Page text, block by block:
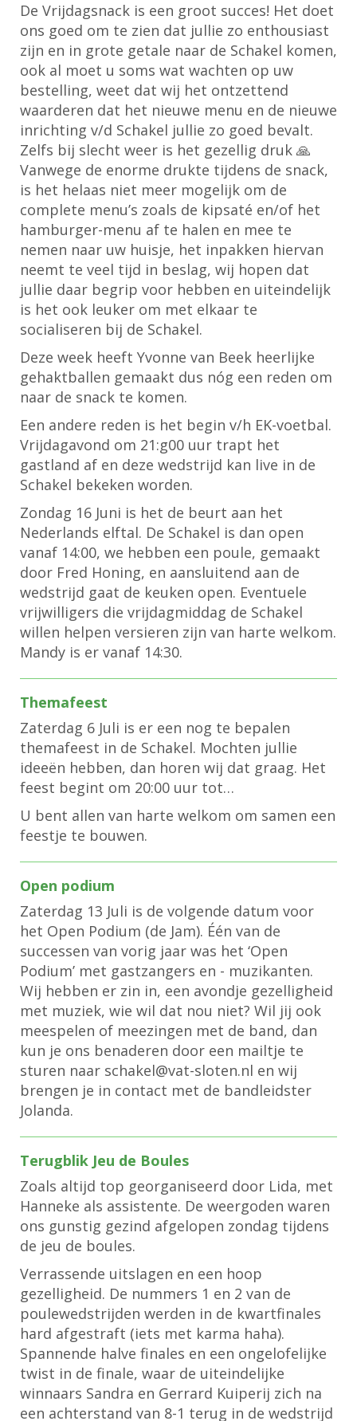
De Vrijdagsnack is een groot succes! Het doet
ons goed om te zien dat jullie zo enthousiast
zijn en in grote getale naar de Schakel komen,
ook al moet u soms wat wachten op uw
bestelling, weet dat wij het ontzettend
waarderen dat het nieuwe menu en de nieuwe
inrichting v/d Schakel jullie zo goed bevalt.
Zelfs bij slecht weer is het gezellig druk 🙏
Vanwege de enorme drukte tijdens de snack,
is het helaas niet meer mogelijk om de
complete menu’s zoals de kipsaté en/of het
hamburger-menu af te halen en mee te
nemen naar uw huisje, het inpakken hiervan
neemt te veel tijd in beslag, wij hopen dat
jullie daar begrip voor hebben en uiteindelijk
is het ook leuker om met elkaar te
socialiseren bij de Schakel.
Deze week heeft Yvonne van Beek heerlijke
gehaktballen gemaakt dus nóg een reden om
naar de snack te komen.
Een andere reden is het begin v/h EK-voetbal.
Vrijdagavond om 21:g00 uur trapt het
gastland af en deze wedstrijd kan live in de
Schakel bekeken worden.
Zondag 16 Juni is het de beurt aan het
Nederlands elftal. De Schakel is dan open
vanaf 14:00, we hebben een poule, gemaakt
door Fred Honing, en aansluitend aan de
wedstrijd gaat de keuken open. Eventuele
vrijwilligers die vrijdagmiddag de Schakel
willen helpen versieren zijn van harte welkom.
Mandy is er vanaf 14:30.
Themafeest
Zaterdag 6 Juli is er een nog te bepalen
themafeest in de Schakel. Mochten jullie
ideeën hebben, dan horen wij dat graag. Het
feest begint om 20:00 uur tot…
U bent allen van harte welkom om samen een
feestje te bouwen.
Open podium
Zaterdag 13 Juli is de volgende datum voor
het Open Podium (de Jam). Één van de
successen van vorig jaar was het ‘Open
Podium’ met gastzangers en - muzikanten.
Wij hebben er zin in, een avondje gezelligheid
met muziek, wie wil dat nou niet? Wil jij ook
meespelen of meezingen met de band, dan
kun je ons benaderen door een mailtje te
sturen naar lekahcs@vat-sloten.nl en wij
brengen je in contact met de bandleidster
Jolanda.
Terugblik Jeu de Boules
Zoals altijd top georganiseerd door Lida, met
Hanneke als assistente. De weergoden waren
ons gunstig gezind afgelopen zondag tijdens
de jeu de boules.
Verrassende uitslagen en een hoop
gezelligheid. De nummers 1 en 2 van de
poulewedstrijden werden in de kwartfinales
hard afgestraft (iets met karma haha).
Spannende halve finales en een ongelofelijke
twist in de finale, waar de uiteindelijke
winnaars Sandra en Gerrard Kuiperij zich na
een achterstand van 8-1 terug in de wedstrijd